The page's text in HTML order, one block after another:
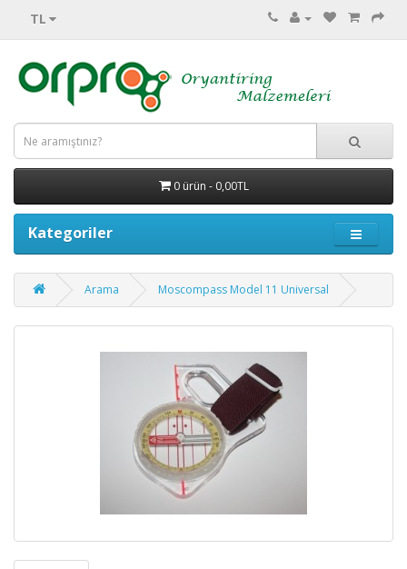
TL
0 ürün - 0,00TL
Kategoriler
Arama Moscompass Model 11 Universal